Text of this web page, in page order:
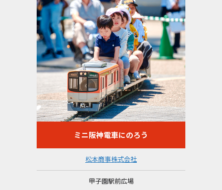
ミニ阪神電車にのろう
松本商事株式会社
甲子園駅前広場